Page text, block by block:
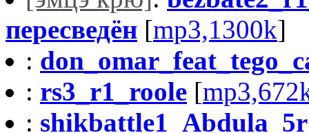
пересведён [mp3,1300k]
:
: rs3_r1_roole [
: shikbattle1_Abdula_5r